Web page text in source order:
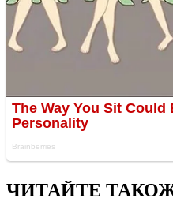
ЧИТАЙТЕ